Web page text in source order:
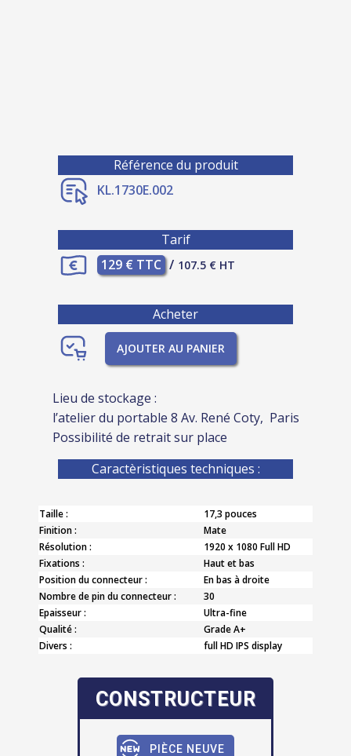
Référence du produit
KL.1730E.002
Tarif
129 € TTC / 107.5 € HT
Acheter
AJOUTER AU PANIER
Lieu de stockage :
l’atelier du portable 8 Av. René Coty, Paris
Possibilité de retrait sur place
Caractèristiques techniques :
Taille :
17,3 pouces
Finition :
Mate
Résolution :
1920 x 1080 Full HD
Fixations :
Haut et bas
Position du connecteur :
En bas à droite
Nombre de pin du connecteur :
30
Epaisseur :
Ultra-fine
Qualité :
Grade A+
Divers :
full HD IPS display
CONSTRUCTEUR
PIÈCE NEUVE